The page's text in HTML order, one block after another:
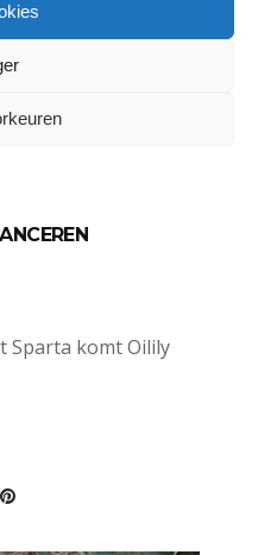
Sparta komt Oilily